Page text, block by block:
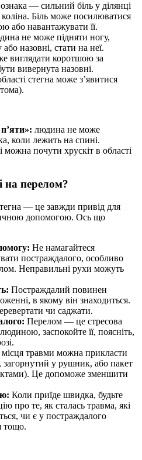
— сильний біль у ділянці
коліна. Біль може посилюватися
або навантажувати її.
не може підняти ногу,
назовні, стати на неї.
виглядати коротшою за
вивернута назовні.
стегна може з’явитися
людина не може
коли лежить на спині.
можна почути хрускіт в області
на перелом?
— це завжди привід для
допомогою. Ось що
Не намагайтеся
постраждалого, особливо
Неправильні рухи можуть
Постраждалий повинен
в якому він знаходиться.
чи саджати.
Перелом — це стресова
заспокойте її, поясніть,
травми можна прикласти
загорнутий у рушник, або пакет
Це допоможе зменшити
Коли приїде швидка, будьте
про те, як сталась травма, які
чи є у постраждалого
тощо.